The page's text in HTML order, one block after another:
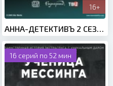
16+
АННА-ДЕТЕКТИВЪ 2 СЕЗОН (2020)
16 серий по 52 мин